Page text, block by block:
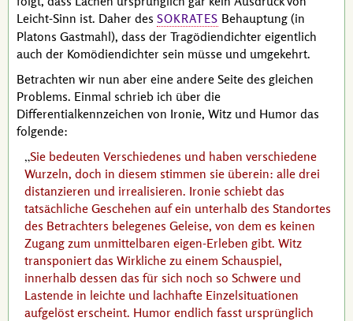
Leicht-Sinn ist. Daher des SOKRATES Behauptung (in
Platons Gastmahl), dass der Tragödiendichter eigentlich
auch der Komödiendichter sein müsse und umgekehrt.
Betrachten wir nun aber eine andere Seite des gleichen
Problems. Einmal schrieb ich über die
Differentialkennzeichen von Ironie, Witz und Humor das
folgende:
Sie bedeuten Verschiedenes und haben verschiedene
Wurzeln, doch in diesem stimmen sie überein: alle drei
distanzieren und irrealisieren. Ironie schiebt das
tatsächliche Geschehen auf ein unterhalb des Standortes
des Betrachters belegenes Geleise, von dem es keinen
Zugang zum unmittelbaren eigen-Erleben gibt. Witz
transponiert das Wirkliche zu einem Schauspiel,
innerhalb dessen das für sich noch so Schwere und
Lastende in leichte und lachhafte Einzelsituationen
aufgelöst erscheint. Humor endlich fasst ursprünglich